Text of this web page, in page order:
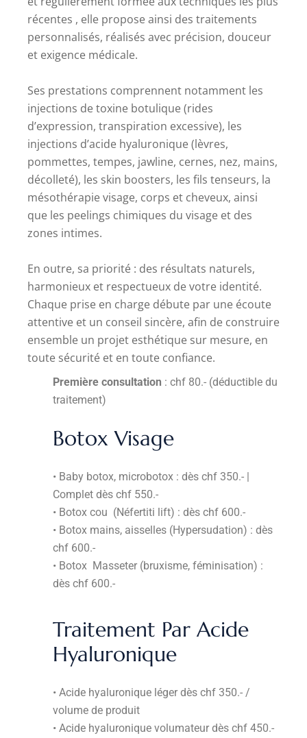
récentes , elle propose ainsi des traitements
personnalisés, réalisés avec précision, douceur
et exigence médicale.
Ses prestations comprennent notamment les
injections de toxine botulique (rides
d’expression, transpiration excessive), les
injections d’acide hyaluronique (lèvres,
pommettes, tempes, jawline, cernes, nez, mains,
décolleté), les skin boosters, les fils tenseurs, la
mésothérapie visage, corps et cheveux, ainsi
que les peelings chimiques du visage et des
zones intimes.
En outre, sa priorité : des résultats naturels,
harmonieux et respectueux de votre identité.
Chaque prise en charge débute par une écoute
attentive et un conseil sincère, afin de construire
ensemble un projet esthétique sur mesure, en
toute sécurité et en toute confiance.
Première consultation : chf 80.- (déductible du
traitement)
Botox Visage
• Baby botox, microbotox : dès chf 350.- |
Complet dès chf 550.-
• Botox cou (Néfertiti lift) : dès chf 600.-
• Botox mains, aisselles (Hypersudation) : dès
chf 600.-
• Botox Masseter (bruxisme, féminisation) :
dès chf 600.-
Traitement Par Acide
Hyaluronique
• Acide hyaluronique léger dès chf 350.- /
volume de produit
• Acide hyaluronique volumateur dès chf 450.-